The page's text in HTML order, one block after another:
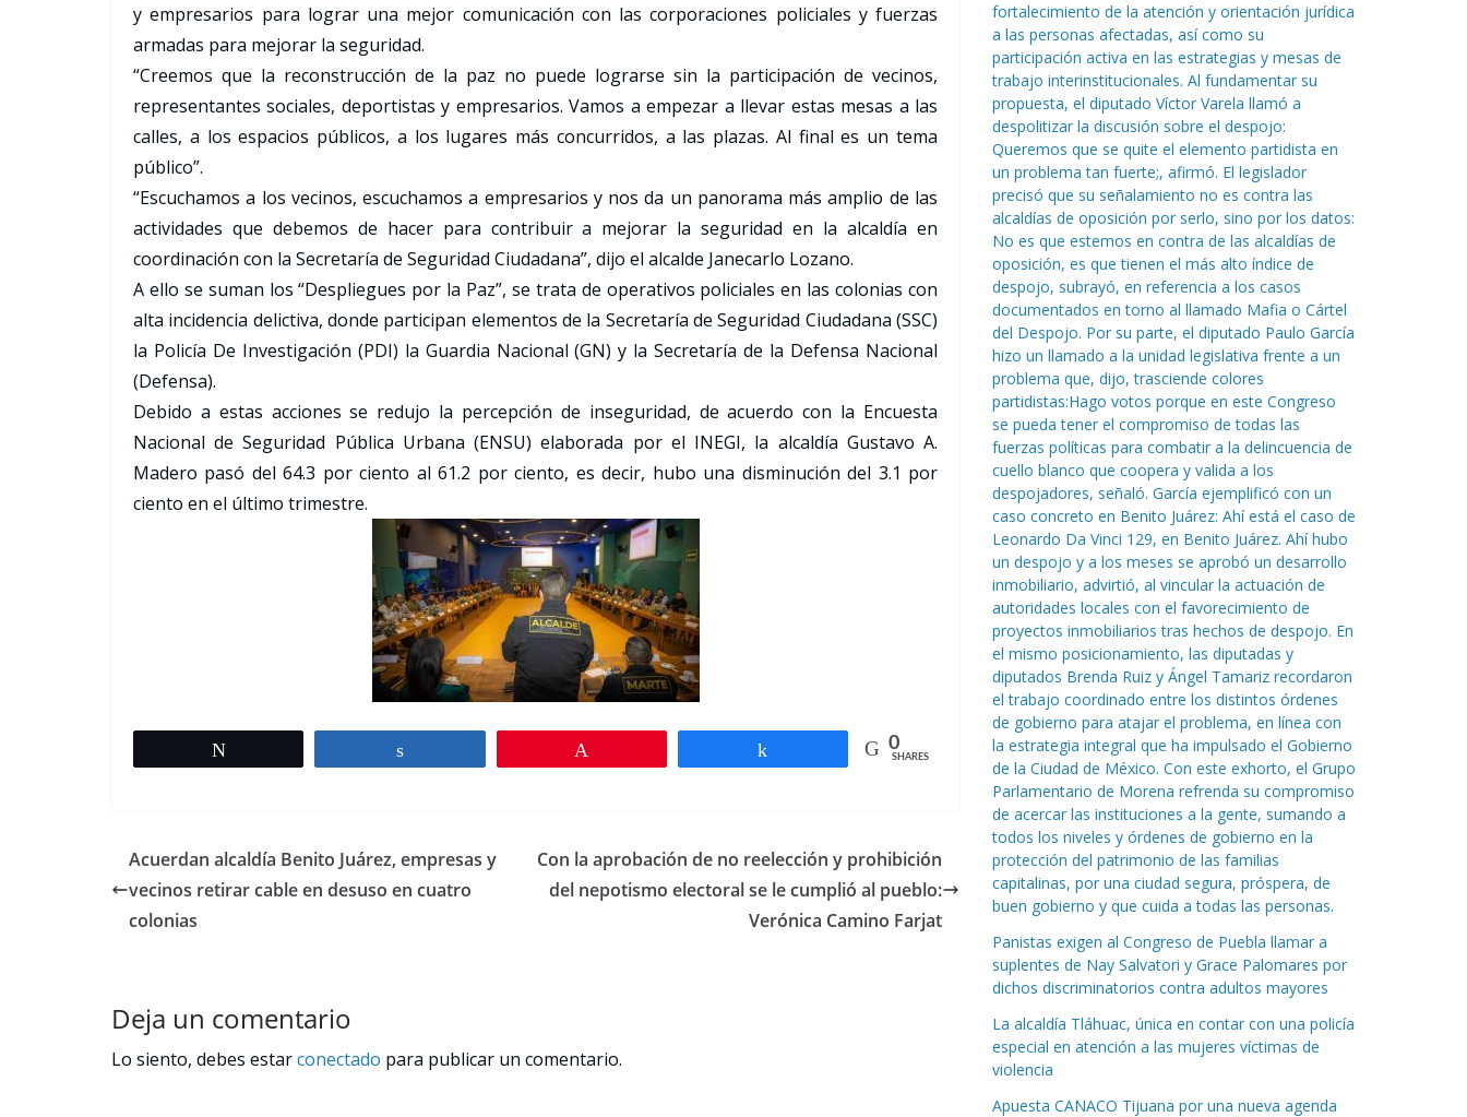
y empresarios para lograr una mejor comunicación con las corporaciones policiales y fuerzas
armadas para mejorar la seguridad.
“Creemos que la reconstrucción de la paz no puede lograrse sin la participación de vecinos,
representantes sociales, deportistas y empresarios. Vamos a empezar a llevar estas mesas a las
calles, a los espacios públicos, a los lugares más concurridos, a las plazas. Al final es un tema
público”.
“Escuchamos a los vecinos, escuchamos a empresarios y nos da un panorama más amplio de las
actividades que debemos de hacer para contribuir a mejorar la seguridad en la alcaldía en
coordinación con la Secretaría de Seguridad Ciudadana”, dijo el alcalde Janecarlo Lozano.
A ello se suman los “Despliegues por la Paz”, se trata de operativos policiales en las colonias con
alta incidencia delictiva, donde participan elementos de la Secretaría de Seguridad Ciudadana (SSC)
la Policía De Investigación (PDI) la Guardia Nacional (GN) y la Secretaría de la Defensa Nacional
(Defensa).
Debido a estas acciones se redujo la percepción de inseguridad, de acuerdo con la Encuesta
Nacional de Seguridad Pública Urbana (ENSU) elaborada por el INEGI, la alcaldía Gustavo A.
Madero pasó del 64.3 por ciento al 61.2 por ciento, es decir, hubo una disminución del 3.1 por
ciento en el último trimestre.
0
SHARES
Acuerdan alcaldía Benito Juárez, empresas y
vecinos retirar cable en desuso en cuatro
colonias
Con la aprobación de no reelección y prohibición
del nepotismo electoral se le cumplió al pueblo:
Verónica Camino Farjat
Deja un comentario
Lo siento, debes estarconectado para publicar un comentario.
fortalecimiento de la atención y orientación jurídica
a las personas afectadas, así como su
participación activa en las estrategias y mesas de
trabajo interinstitucionales. Al fundamentar su
propuesta, el diputado Víctor Varela llamó a
despolitizar la discusión sobre el despojo:
Queremos que se quite el elemento partidista en
un problema tan fuerte;, afirmó. El legislador
precisó que su señalamiento no es contra las
alcaldías de oposición por serlo, sino por los datos:
No es que estemos en contra de las alcaldías de
oposición, es que tienen el más alto índice de
despojo, subrayó, en referencia a los casos
documentados en torno al llamado Mafia o Cártel
del Despojo. Por su parte, el diputado Paulo García
hizo un llamado a la unidad legislativa frente a un
problema que, dijo, trasciende colores
partidistas:Hago votos porque en este Congreso
se pueda tener el compromiso de todas las
fuerzas políticas para combatir a la delincuencia de
cuello blanco que coopera y valida a los
despojadores, señaló. García ejemplificó con un
caso concreto en Benito Juárez: Ahí está el caso de
Leonardo Da Vinci 129, en Benito Juárez. Ahí hubo
un despojo y a los meses se aprobó un desarrollo
inmobiliario, advirtió, al vincular la actuación de
autoridades locales con el favorecimiento de
proyectos inmobiliarios tras hechos de despojo. En
el mismo posicionamiento, las diputadas y
diputados Brenda Ruiz y Ángel Tamariz recordaron
el trabajo coordinado entre los distintos órdenes
de gobierno para atajar el problema, en línea con
la estrategia integral que ha impulsado el Gobierno
de la Ciudad de México. Con este exhorto, el Grupo
Parlamentario de Morena refrenda su compromiso
de acercar las instituciones a la gente, sumando a
todos los niveles y órdenes de gobierno en la
protección del patrimonio de las familias
capitalinas, por una ciudad segura, próspera, de
buen gobierno y que cuida a todas las personas.
Panistas exigen al Congreso de Puebla llamar a
suplentes de Nay Salvatori y Grace Palomares por
dichos discriminatorios contra adultos mayores
La alcaldía Tláhuac, única en contar con una policía
especial en atención a las mujeres víctimas de
violencia
Apuesta CANACO Tijuana por una nueva agenda